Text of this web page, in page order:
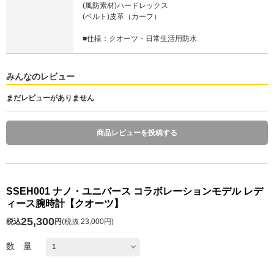
(風防素材)ハードレックス
(ベルト)皮革（カーフ）
■仕様：クオーツ・日常生活用防水
みんなのレビュー
まだレビューがありません
商品レビューを投稿する
SSEH001 ナノ・ユニバース コラボレーションモデル レデ
ィース腕時計【クオーツ】
税込25,300円(税抜 23,000円)
数 量